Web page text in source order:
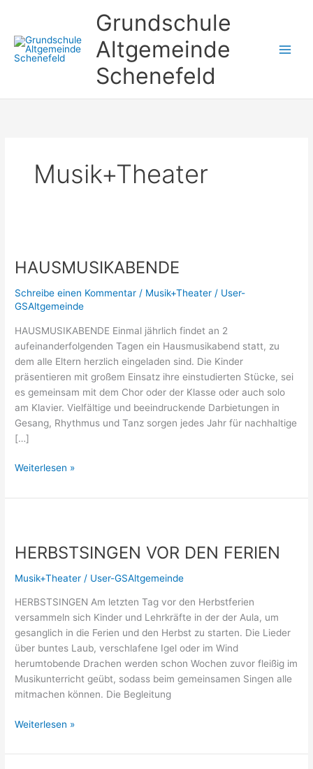
springen
Grundschule
Altgemeinde
Schenefeld
Musik+Theater
HAUSMUSIKABENDE
Schreibe einen Kommentar / Musik+Theater / User-
GSAltgemeinde
HAUSMUSIKABENDE Einmal jährlich findet an 2
aufeinanderfolgenden Tagen ein Hausmusikabend statt, zu
dem alle Eltern herzlich eingeladen sind. Die Kinder
präsentieren mit großem Einsatz ihre einstudierten Stücke, sei
es gemeinsam mit dem Chor oder der Klasse oder auch solo
am Klavier. Vielfältige und beeindruckende Darbietungen in
Gesang, Rhythmus und Tanz sorgen jedes Jahr für nachhaltige
[…]
Weiterlesen »
HERBSTSINGEN VOR DEN FERIEN
Musik+Theater / User-GSAltgemeinde
HERBSTSINGEN Am letzten Tag vor den Herbstferien
versammeln sich Kinder und Lehrkräfte in der der Aula, um
gesanglich in die Ferien und den Herbst zu starten. Die Lieder
über buntes Laub, verschlafene Igel oder im Wind
herumtobende Drachen werden schon Wochen zuvor fleißig im
Musikunterricht geübt, sodass beim gemeinsamen Singen alle
mitmachen können. Die Begleitung
DEN
Weiterlesen »